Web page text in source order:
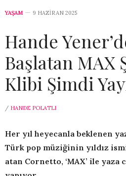
YAŞAM 9 HAZIRAN 2025
Hande
Başlatan MAX
Klibi Şimdi
/ HANDE POLATLI
Her yıl heyecanla beklenen
Türk pop müziğinin yıldız
atan Cornetto, ‘MAX’ ile